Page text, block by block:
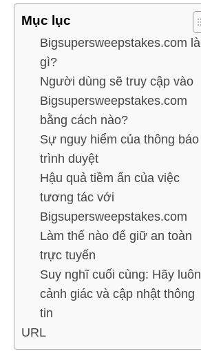
Mục lục
Bigsupersweepstakes.com là
gì?
Người dùng sẽ truy cập vào
Bigsupersweepstakes.com
bằng cách nào?
Sự nguy hiểm của thông báo
trình duyệt
Hậu quả tiềm ẩn của việc
tương tác với
Bigsupersweepstakes.com
Làm thế nào để giữ an toàn
trực tuyến
Suy nghĩ cuối cùng: Hãy luôn
cảnh giác và cập nhật thông
tin
URL